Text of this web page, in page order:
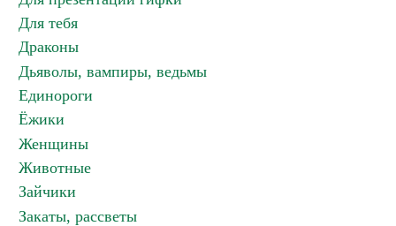
Для тебя
Драконы
Дьяволы, вампиры, ведьмы
Единороги
Ёжики
Женщины
Животные
Зайчики
Закаты, рассветы